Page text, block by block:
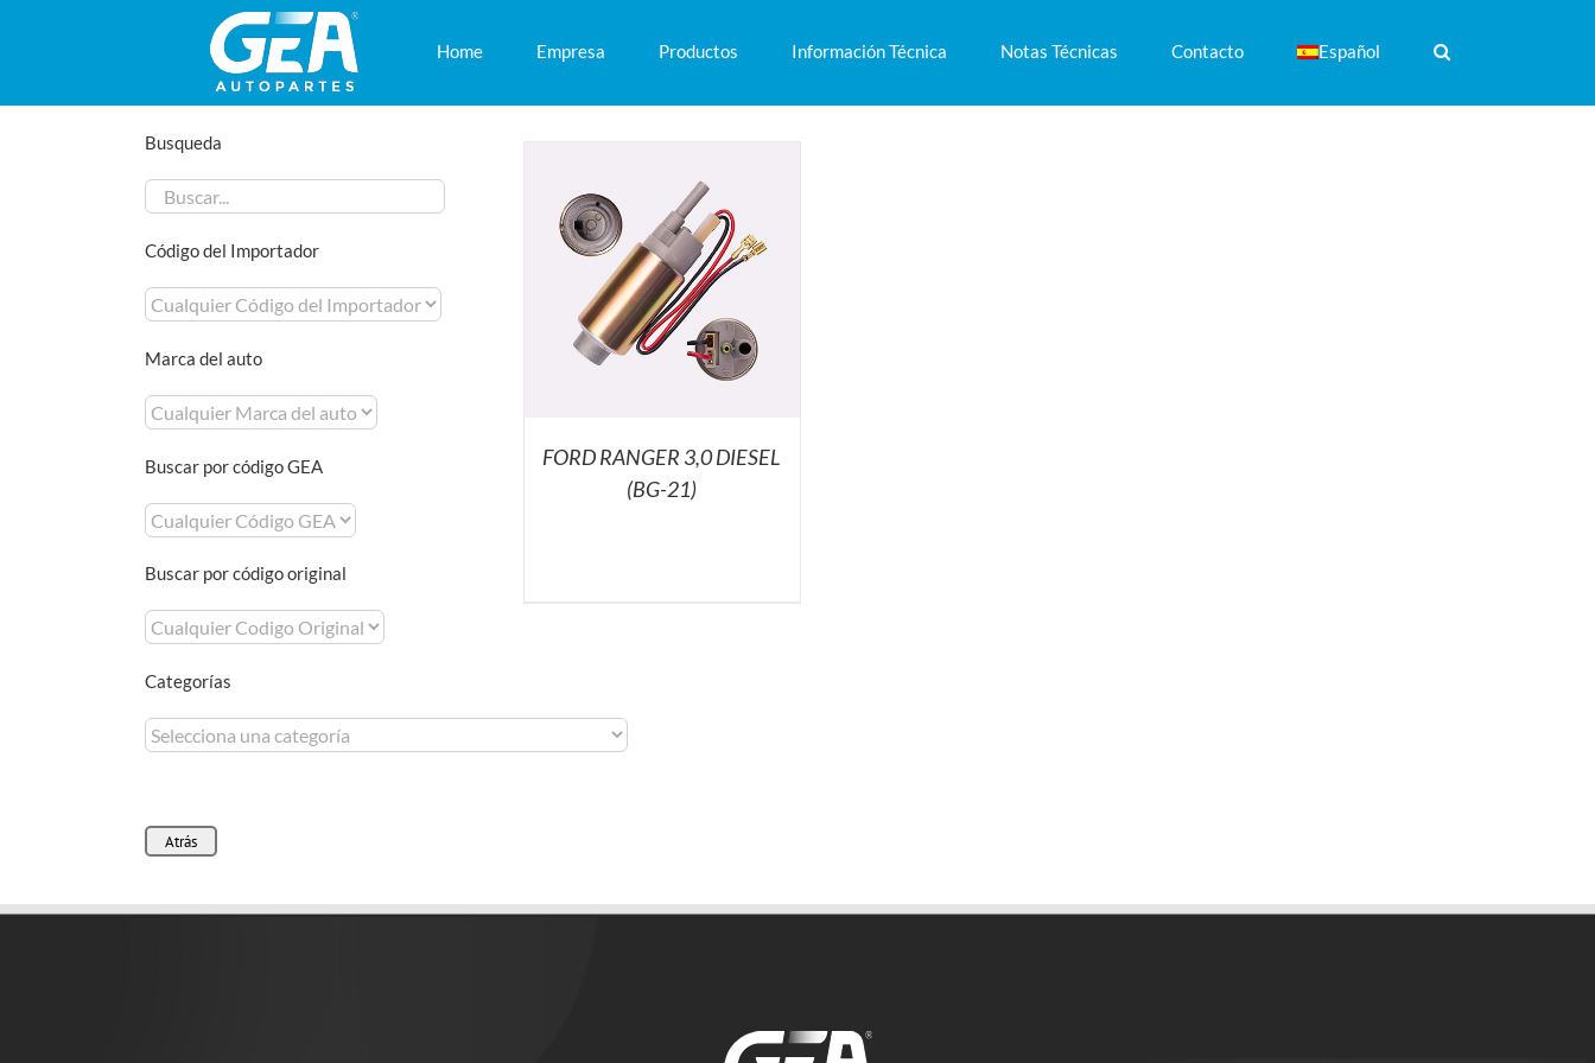
Home Empresa Productos Información Técnica Notas Técnicas Contacto Español
FORD RANGER 3,0 DIESEL
(BG-21)
Busqueda
Código del Importador
Marca del auto
Buscar por código GEA
Buscar por código original
Categorías
Atrás